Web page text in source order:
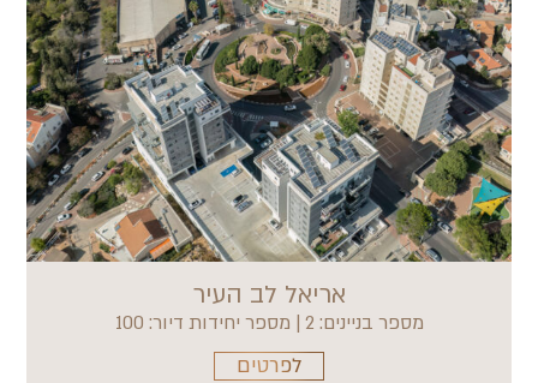
אריאל לב העיר
מספר בניינים: 2 | מספר יחידות דיור: 100
לפרטים